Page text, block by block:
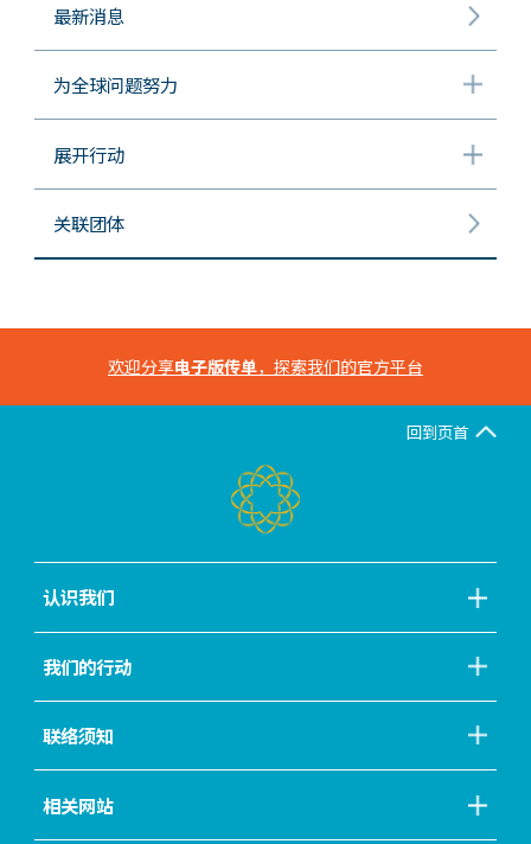
最新消息
为全球问题努力
展开行动
关联团体
欢迎分享电子版传单，探索我们的官方平台
回到页首
认识我们
我们的行动
联络须知
相关网站